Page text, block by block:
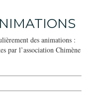
des animations :
par l’association Chimène